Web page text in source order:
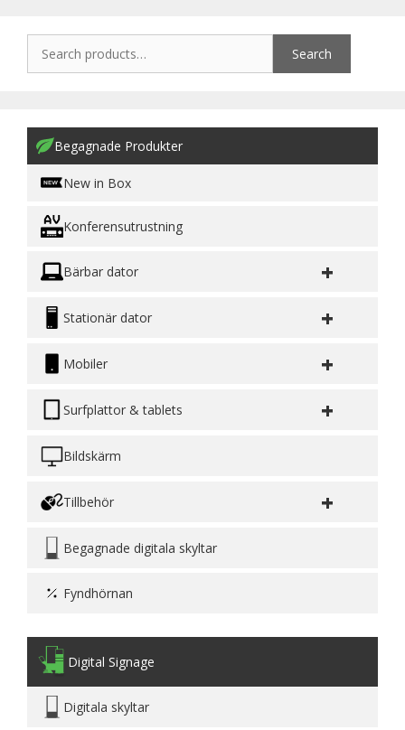
Search
Begagnade Produkter
New in Box
Konferensutrustning
Bärbar dator +
Stationär dator +
Mobiler +
Surfplattor & tablets +
Bildskärm
Tillbehör +
Begagnade digitala skyltar
Fyndhörnan
Digital Signage
Digitala skyltar